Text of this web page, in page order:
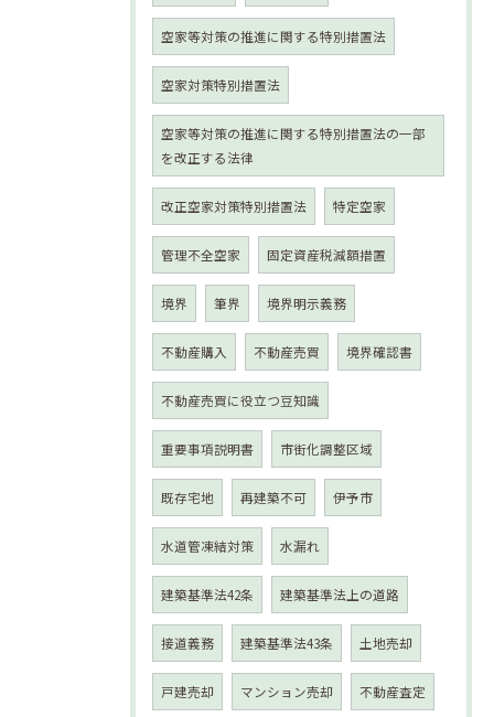
空家等対策の推進に関する特別措置法
空家対策特別措置法
空家等対策の推進に関する特別措置法の一部
を改正する法律
改正空家対策特別措置法 特定空家
管理不全空家 固定資産税減額措置
境界 筆界 境界明示義務
不動産購入 不動産売買 境界確認書
不動産売買に役立つ豆知識
重要事項説明書 市街化調整区域
既存宅地 再建築不可 伊予市
水道管凍結対策 水漏れ
建築基準法42条 建築基準法上の道路
接道義務 建築基準法43条 土地売却
戸建売却 マンション売却 不動産査定